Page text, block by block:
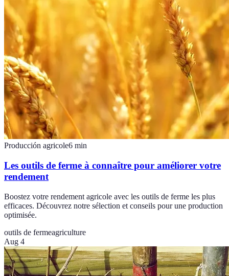
Producción agricole6 min
Les outils de ferme à connaître pour améliorer votre
rendement
Boostez votre rendement agricole avec les outils de ferme les plus
efficaces. Découvrez notre sélection et conseils pour une production
optimisée.
outils de fermeagriculture
Aug 4